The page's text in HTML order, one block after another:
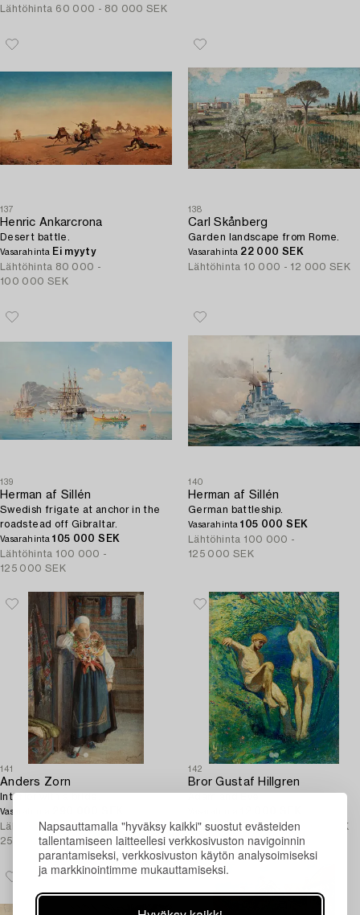
Napsauttamalla "hyväksy kaikki" suostut evästeiden
tallentamiseen laitteellesi verkkosivuston navigoinnin
parantamiseksi, verkkosivuston käytön analysoimiseksi
ja markkinointimme mukauttamiseksi.
Lähtöhinta 60 000 - 80 000 SEK
137
Henric Ankarcrona
Desert battle.
Vasarahinta Ei myyty
Lähtöhinta 80 000 -
100 000 SEK
138
Carl Skånberg
Garden landscape from Rome.
Vasarahinta 22 000 SEK
Lähtöhinta 10 000 - 12 000 SEK
139
Herman af Sillén
Swedish frigate at anchor in the
roadstead off Gibraltar.
Vasarahinta105 000 SEK
Lähtöhinta 100 000 -
125 000 SEK
140
Herman af Sillén
German battleship.
Vasarahinta105 000 SEK
Lähtöhinta 100 000 -
125 000 SEK
141
Anders Zorn
Interior with a bride.
Vasarahinta
Lähtöhinta 225 000 -
250 000 SEK
142
Bror Gustaf Hillgren
Lähtöhinta 12 000 - 15 000 SEK